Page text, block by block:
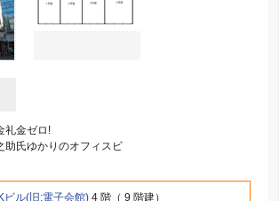
礼金ゼロ!
助氏ゆかりのオフィスビ
ビル(旧:電子会館) 4 階（ 9 階建）